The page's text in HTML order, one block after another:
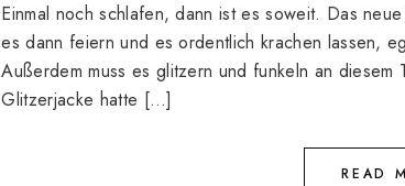
Einmal noch schlafen, dann ist es soweit. Das
es dann feiern und es ordentlich krachen lassen,
Außerdem muss es glitzern und funkeln an
Glitzerjacke hatte […]
READ